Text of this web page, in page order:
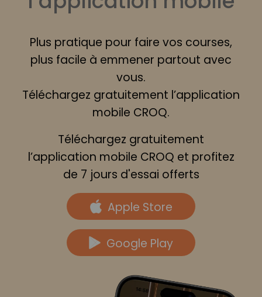
Plus pratique pour faire vos courses,
plus facile à emmener partout avec
vous.
Téléchargez gratuitement l’application
mobile CROQ.
Téléchargez gratuitement
l’application mobile CROQ et profitez
de 7 jours d'essai offerts
Apple Store
Google Play